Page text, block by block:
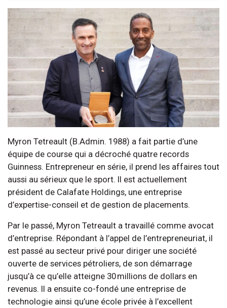
Myron Tetreault (B.Admin. 1988) a fait partie d’une
équipe de course qui a décroché quatre records
Guinness. Entrepreneur en série, il prend les affaires tout
aussi au sérieux que le sport. Il est actuellement
président de Calafate Holdings, une entreprise
d’expertise-conseil et de gestion de placements.
Par le passé, Myron Tetreault a travaillé comme avocat
d’entreprise. Répondant à l’appel de l’entrepreneuriat, il
est passé au secteur privé pour diriger une société
ouverte de services pétroliers, de son démarrage
jusqu’à ce qu’elle atteigne 30 millions de dollars en
revenus. Il a ensuite co-fondé une entreprise de
technologie ainsi qu’une école privée à l’excellent